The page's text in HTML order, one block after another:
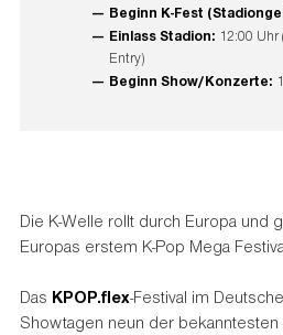
Beginn K-Fest
Einlass Stadion: 12:00 Uhr
Entry)
Beginn Show/Konzerte:
Die K-Welle rollt durch Europa und
Europas erstem K-Pop Mega
Das KPOP.flex-Festival im
Showtagen neun der bekanntesten